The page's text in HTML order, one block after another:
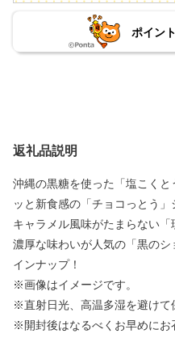
ポイン
返礼品説明
沖縄の黒糖を使った「塩こく
ッと新食感の「チョコっとう」
キャラメル風味がたまらない「
濃厚な味わいが人気の「黒の
インナップ！
※画像はイメージです。
※直射日光、高温多湿を避けて
※開封後はなるべくお早めにお